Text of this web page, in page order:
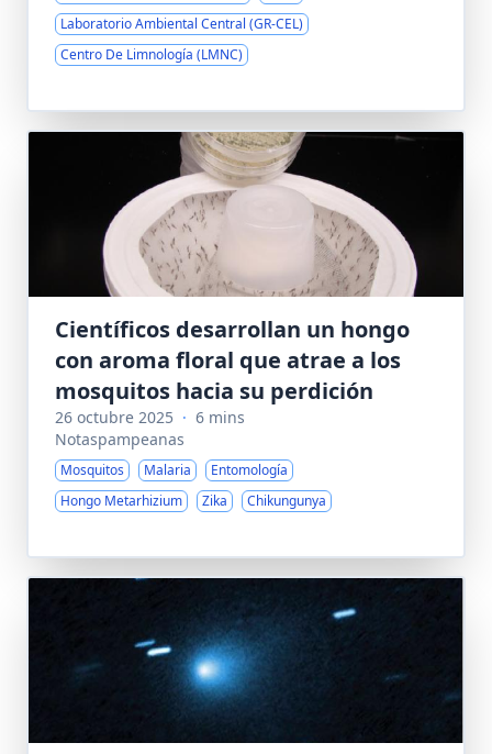
Laboratorio Ambiental Central (GR-CEL)
Centro De Limnología (LMNC)
Científicos desarrollan un hongo
con aroma floral que atrae a los
mosquitos hacia su perdición
26 octubre 2025 · 6 mins
Notaspampeanas
Mosquitos Malaria
Entomología
Hongo Metarhizium
Zika Chikungunya